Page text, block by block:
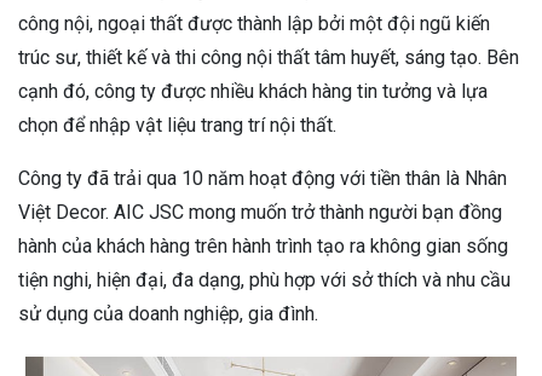
công nội, ngoại thất được thành lập bởi một đội ngũ kiến
trúc sư, thiết kế và thi công nội thất tâm huyết, sáng tạo. Bên
cạnh đó, công ty được nhiều khách hàng tin tưởng và lựa
chọn để nhập vật liệu trang trí nội thất.
Công ty đã trải qua 10 năm hoạt động với tiền thân là Nhân
Việt Decor. AIC JSC mong muốn trở thành người bạn đồng
hành của khách hàng trên hành trình tạo ra không gian sống
tiện nghi, hiện đại, đa dạng, phù hợp với sở thích và nhu cầu
sử dụng của doanh nghiệp, gia đình.